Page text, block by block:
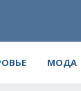
МОДА